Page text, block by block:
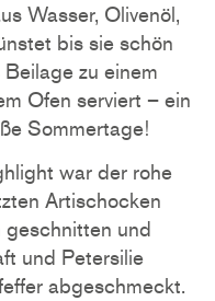
Wasser, Olivenöl,
bis sie schön
zu einem
Ofen serviert – ein
Sommertage!
war der rohe
Artischocken
geschnitten und
und Petersilie
abgeschmeckt.